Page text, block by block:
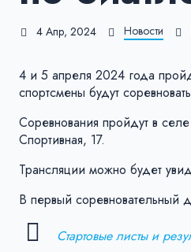
4 Апр, 2024 Новости
4 и 5 апреля 2024 года
спортсмены будут
Соревнования пройдут в
Спортивная, 17.
Трансляции можно будет
В первый
Стартовые листы и